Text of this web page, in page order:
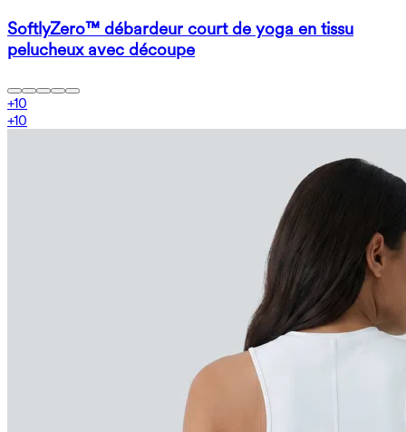
SoftlyZero™ débardeur court de yoga en tissu
pelucheux avec découpe
+10
+10